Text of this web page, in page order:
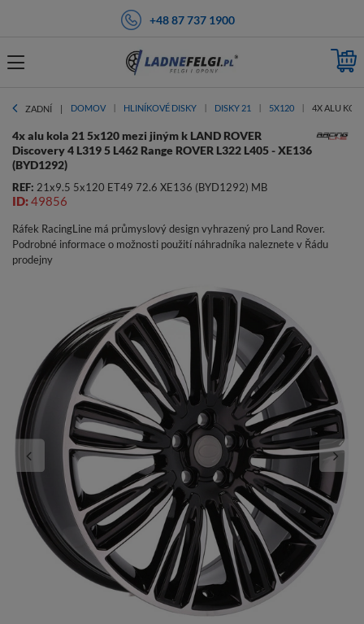
+48 87 737 1900
ZADNÍ DOMOV HLINÍKOVÉ DISKY DISKY 21 5X120 4X ALU
4x alu kola 21 5x120 mezi jiným k LAND ROVER
Discovery 4 L319 5 L462 Range ROVER L322 L405 - XE136
(BYD1292)
REF: 21x9.5 5x120 ET49 72.6 XE136 (BYD1292) MB
ID:49856
Ráfek RacingLine má průmyslový design vyhrazený pro Land Rover.
Podrobné informace o možnosti použití náhradníka naleznete v Řádu
prodejny